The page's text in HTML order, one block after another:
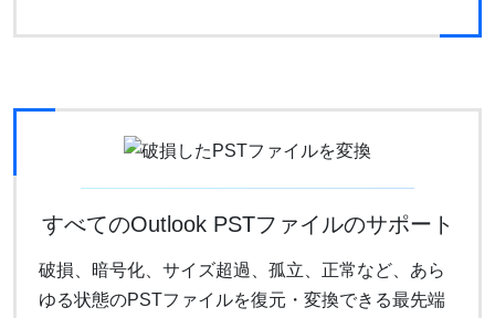
すべてのOutlook PSTファイルのサポート
破損、暗号化、サイズ超過、孤立、正常など、あら
ゆる状態のPSTファイルを復元・変換できる最先端